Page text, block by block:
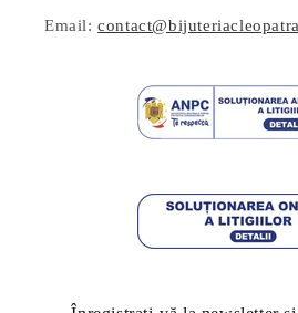
Email: